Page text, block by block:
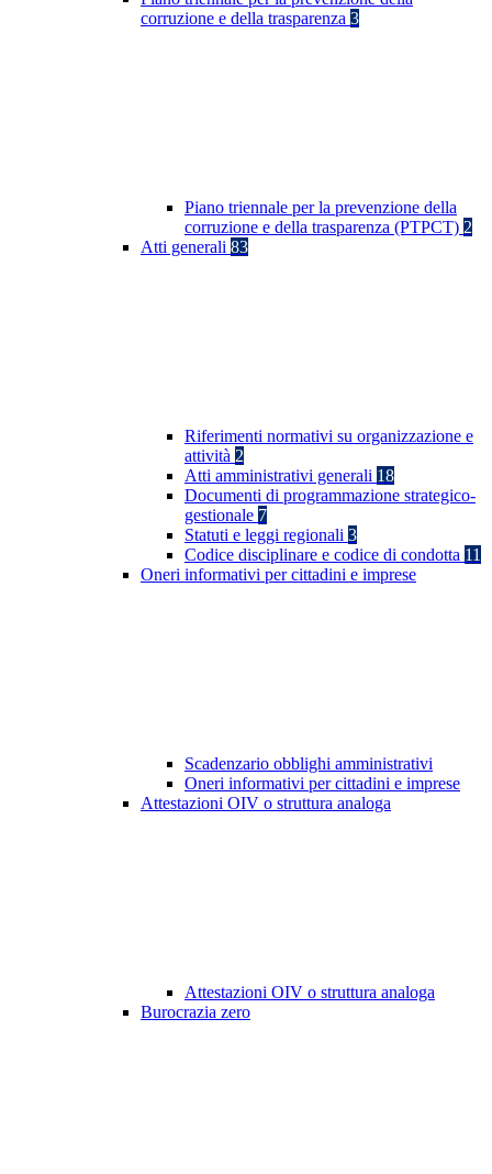
corruzione e della trasparenza 3
Piano triennale per la prevenzione della
corruzione e della trasparenza (PTPCT) 2
Atti generali 83
Riferimenti normativi su organizzazione e
attività 2
Atti amministrativi generali 18
Documenti di programmazione strategico-
gestionale 7
Statuti e leggi regionali 3
Codice disciplinare e codice di condotta 11
Oneri informativi per cittadini e imprese
Scadenzario obblighi amministrativi
Oneri informativi per cittadini e imprese
Attestazioni OIV o struttura analoga
Attestazioni OIV o struttura analoga
Burocrazia zero